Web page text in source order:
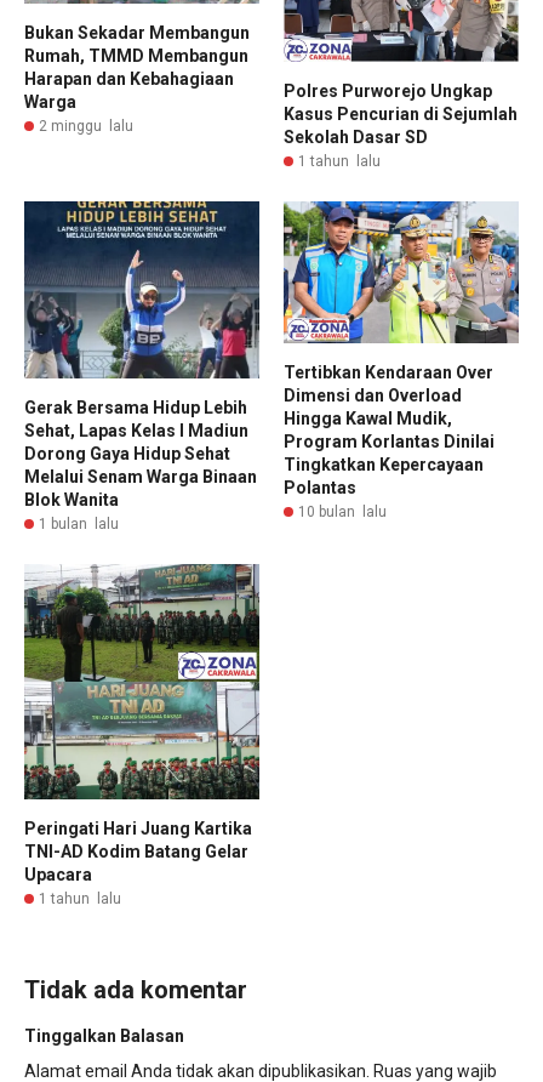
Bukan Sekadar Membangun
Rumah, TMMD Membangun
Harapan dan Kebahagiaan
Warga
2 minggu lalu
Polres Purworejo Ungkap
Kasus Pencurian di Sejumlah
Sekolah Dasar SD
1 tahun lalu
Gerak Bersama Hidup Lebih
Sehat, Lapas Kelas I Madiun
Dorong Gaya Hidup Sehat
Melalui Senam Warga Binaan
Blok Wanita
1 bulan lalu
Tertibkan Kendaraan Over
Dimensi dan Overload
Hingga Kawal Mudik,
Program Korlantas Dinilai
Tingkatkan Kepercayaan
Polantas
10 bulan lalu
Peringati Hari Juang Kartika
TNI-AD Kodim Batang Gelar
Upacara
1 tahun lalu
Tidak ada komentar
Tinggalkan Balasan
Alamat email Anda tidak akan dipublikasikan. Ruas yang wajib